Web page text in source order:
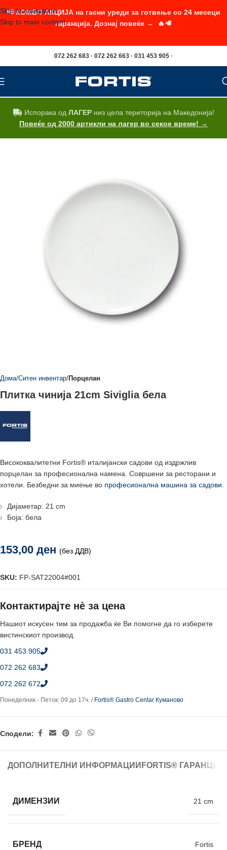
Skip to navigation
Skip to main content
072 262 683 · 072 262 663 · 031 453 905 ·
Испорака од ЛАГЕРниз цела територија на Македонија!
Повеќе од 2000 артикли на лагер во секое време! →
Дома Ситен инвентар Порцелан
Плитка чинија 21cm Siviglia бела
Висококвалитетни Fortis® италијански садови од издржлив
порцелан за професионална намена. Совршени за ресторани и
хотели. Безбедни за миење во професионална машина за садови
Дијаметар: 21 cm
Боја: бела
153,00 ден (без ДДВ)
SKU: FP-SAT22004#001
Контактирајте нè за цена
Нашиот искусен тим за продажба ќе Ви помогне да го изберете
вистинскиот производ.
031 453 905
072 262 683
072 262 672
Понеделник - Петок: 09 до 17ч. / Fortis® Gastro Centar Куманово
Сподели:
ДОПОЛНИТЕЛНИ ИНФОРМАЦИИ FORTIS®
ДИМЕНЗИИ 21 cm
БРЕНД Fortis
📢 КОМБО АКЦИЈА на гасни уреди за готвење со 24 месеци
гаранција. Дознај повеќе → 🔥🥩